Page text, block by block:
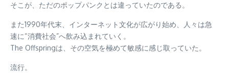
そこが、ただのポップパンクとは違っていたのである。
また1990年代末、インターネット文化が広がり始め、人々は急
速に“消費社会”へ飲み込まれていく。
The Offspringは、その空気を極めて敏感に感じ取っていた。
流行。